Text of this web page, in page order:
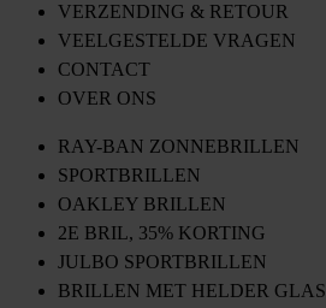
VERZENDING & RETOUR
VEELGESTELDE VRAGEN
CONTACT
OVER ONS
RAY-BAN ZONNEBRILLEN
SPORTBRILLEN
OAKLEY BRILLEN
2E BRIL, 35% KORTING
JULBO SPORTBRILLEN
BRILLEN MET HELDER GLAS